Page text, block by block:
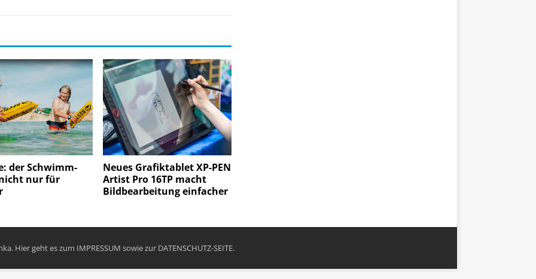
der Schwimm-
nur für
Neues Grafiktablet XP-PEN
Artist Pro 16TP macht
Bildbearbeitung einfacher
Hier geht es zum IMPRESSUM sowie zur DATENSCHUTZ-SEITE.